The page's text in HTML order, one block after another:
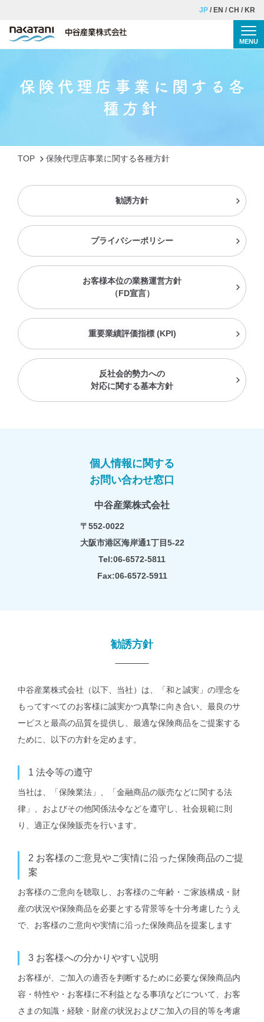
JP EN CH KR
個別相談の流れ
理念・ご挨拶
採用情報
コラム
お問い合わせ
グループ会社一覧を見る
MENU
保険代理店事業に関する各
種⽅針
TOP 保険代理店事業に関する各種⽅針
勧誘方針
プライバシーポリシー
お客様本位の業務運営方針
（FD宣言）
重要業績評価指標 (KPI)
反社会的勢力への
対応に関する基本方針
個⼈情報に関する
お問い合わせ窓⼝
中⾕産業株式会社
〒552-0022
⼤阪市港区海岸通1丁⽬5-22
Tel:06-6572-5811
Fax:06-6572-5911
勧誘⽅針
中谷産業株式会社（以下、当社）は、「和と誠実」の理念を
もってすべてのお客様に誠実かつ真摯に向き合い、最良のサ
ービスと最高の品質を提供し、最適な保険商品をご提案する
ために、以下の方針を定めます。
1 法令等の遵守
当社は、「保険業法」、「金融商品の販売などに関する法
律」、およびその他関係法令などを遵守し、社会規範に則
り、適正な保険販売を行います。
2 お客様のご意見やご実情に沿った保険商品のご提
案
お客様のご意向を聴取し、お客様のご年齢・ご家族構成・財
産の状況や保険商品を必要とする背景等を十分考慮したうえ
で、お客様のご意向や実情に沿った保険商品を提案します
3 お客様への分かりやすい説明
お客様が、ご加入の適否を判断するために必要な保険商品内
容・特性や・お客様に不利益となる事項などについて、お客
さまの知識・経験・財産の状況およびご加入の目的等を考慮